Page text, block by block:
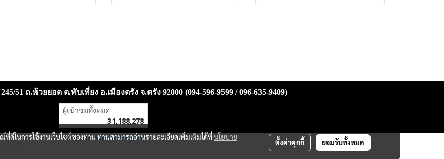
51 ถ.ห้วยยอด ต.ทับเที่ยง อ.เมืองตรัง จ.ตรัง 92000 (094-596-9599 / 096-635-9409)
ผู้เข้าชมวันนี้
Powered byMakeWebEasy.com
ดีในการใช้งานเว็บไซต์ของท่าน ท่านสามารถอ่านรายละเอียดเพิ่มเติมได้ที่นโยบาย
ตั้งค่าคุกกี้ ยอมรับทั้งหมด